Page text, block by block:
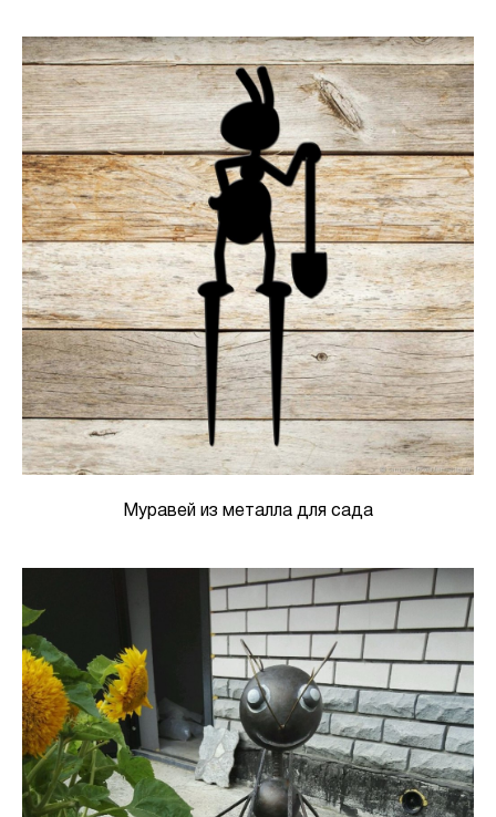
Муравей из металла для сада